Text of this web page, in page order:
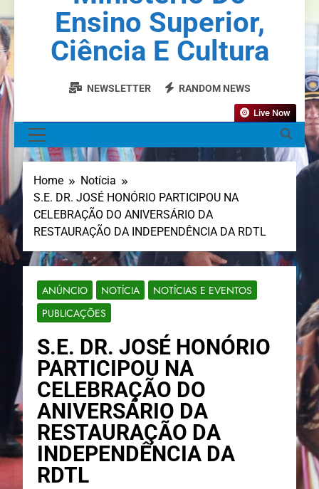
Ensino Superior,
Ciência E Cultura
NEWSLETTER RANDOM NEWS
Live Now
Home
Notícia
S.E. DR. JOSÉ HONÓRIO PARTICIPOU NA
CELEBRAÇÃO DO ANIVERSÁRIO DA
RESTAURAÇÃO DA INDEPENDÊNCIA DA RDTL
ANÚNCIO NOTÍCIA
NOTÍCIAS E EVENTOS
PUBLICAÇÕES
S.E. DR. JOSÉ HONÓRIO
PARTICIPOU NA
CELEBRAÇÃO DO
ANIVERSÁRIO DA
RESTAURAÇÃO DA
INDEPENDÊNCIA DA
RDTL